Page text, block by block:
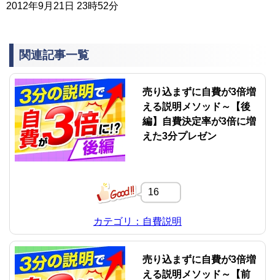
2012年9月21日 23時52分
関連記事一覧
売り込まずに自費が3倍増
える説明メソッド～【後
編】自費決定率が3倍に増
えた3分プレゼン
16
カテゴリ：自費説明
売り込まずに自費が3倍増
える説明メソッド～【前